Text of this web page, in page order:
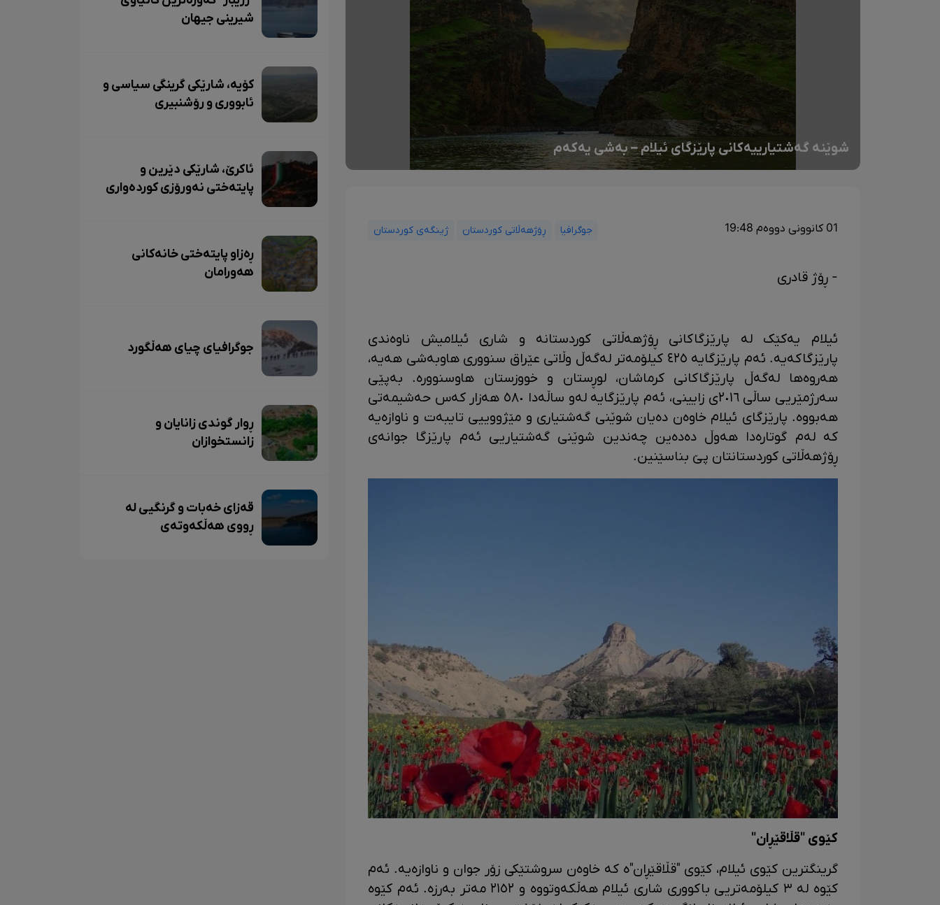
شوێنە گەشتیارییەکانی پارێزگای ئیلام – بەشی یەکەم
01 کانوونی دووەم 19:48 جوگرافیا ڕۆژهەڵاتی کوردستان ژینگەی کوردستان
- ڕۆژ قادری
ئیلام یەکێک لە پارێزگاکانی ڕۆژهەڵاتی کوردستانە و شاری ئیلامیش ناوەندی
پارێزگاکەیە. ئەم پارێزگایە ٤٢٥ کیلۆمەتر لەگەڵ وڵاتی عێراق سنووری هاوبەشی هەیە،
هەروەها لەگەڵ پارێزگاکانی کرماشان، لوڕستان و خووزستان هاوسنوورە. بەپێی
سەرژمێریی ساڵی ٢٠١٦ی زایینی، ئەم پارێزگایە لەو ساڵەدا ٥٨٠ هەزار کەس حەشیمەتی
هەبووە. پارێزگای ئیلام خاوەن دەیان شوێنی گەشتیاری و مێژووییی تایبەت و ناوازەیە
کە لەم گوتارەدا هەوڵ دەدەین چەندین شوێنی گەشتیاریی ئەم پارێزگا جوانەی
ڕۆژهەڵاتی کوردستانتان پێ بناسێنین.
کێوی "قڵاقێڕان"
گرینگترین کێوی ئیلام، کێوی "قڵاقێڕان"ە کە خاوەن سروشتێکی زۆر جوان و ناوازەیە. ئەم
کێوە لە ٣ کیلۆمەتریی باکووری شاری ئیلام هەڵکەوتووە و ٢١٥٢ مەتر بەرزە. ئەم کێوە
شیرینی جیهان
کۆیە، شارێکی گرینگی سیاسی و
ئابووری و رۆشنبیری
ئاکرێ، شارێکی دێرین و
پایتەختی نەورۆزی کوردەواری
ڕەزاو پایتەختی خانەکانی
هەورامان
جوگرافیای چیای هەڵگورد
ڕوار گوندی زانایان و
زانستخوازان
قەزای خەبات و گرنگیی لە
ڕووی هەڵکەوتەی